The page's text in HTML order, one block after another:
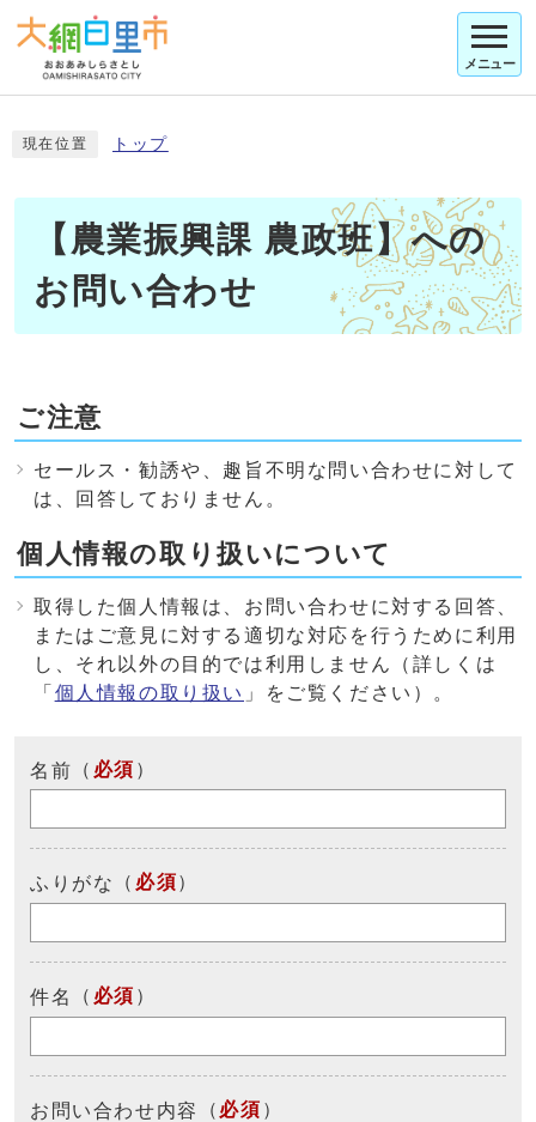
メニュー
現在位置 トップ
【農業振興課 農政班】への
お問い合わせ
ご注意
セールス・勧誘や、趣旨不明な問い合わせに対して
は、回答しておりません。
個人情報の取り扱いについて
取得した個人情報は、お問い合わせに対する回答、
またはご意見に対する適切な対応を行うために利用
し、それ以外の目的では利用しません（詳しくは
「 個人情報の取り扱い 」をご覧ください）。
名前 （ 必須 ）
ふりがな （ 必須）
件名 （ 必須 ）
お問い合わせ内容 （ 必須 ）